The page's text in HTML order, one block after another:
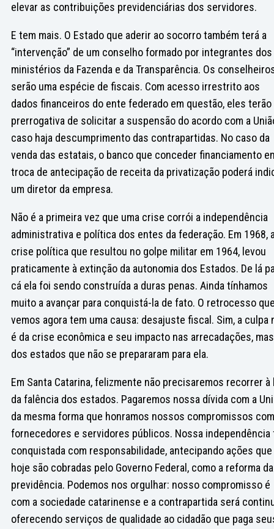
elevar as contribuições previdenciárias dos servidores.
E tem mais. O Estado que aderir ao socorro também terá a
“intervenção” de um conselho formado por integrantes dos
ministérios da Fazenda e da Transparência. Os
serão uma espécie de fiscais. Com acesso irrestrito aos
dados financeiros do ente federado em questão, eles terão
prerrogativa de solicitar a suspensão do acordo com a
caso haja descumprimento das contrapartidas. No caso da
venda das estatais, o banco que conceder financiamento
troca de antecipação de receita da privatização poderá
um diretor da empresa.
Não é a primeira vez que uma crise corrói a independência
administrativa e política dos entes da federação. Em 1968,
crise política que resultou no golpe militar em 1964, levou
praticamente à extinção da autonomia dos Estados. De lá
cá ela foi sendo construída a duras penas. Ainda tínhamos
muito a avançar para conquistá-la de fato. O retrocesso
vemos agora tem uma causa: desajuste fiscal. Sim, a culpa
é da crise econômica e seu impacto nas arrecadações, mas
dos estados que não se prepararam para ela.
Em Santa Catarina, felizmente não precisaremos recorrer à
da falência dos estados. Pagaremos nossa dívida com a
da mesma forma que honramos nossos compromissos com
fornecedores e servidores públicos. Nossa independência
conquistada com responsabilidade, antecipando ações que
hoje são cobradas pelo Governo Federal, como a reforma da
previdência. Podemos nos orgulhar: nosso compromisso é
com a sociedade catarinense e a contrapartida será
oferecendo serviços de qualidade ao cidadão que paga